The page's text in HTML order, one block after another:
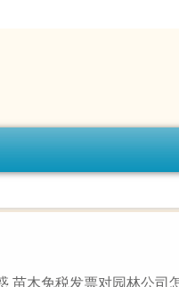
苗木免税发票对园林公司